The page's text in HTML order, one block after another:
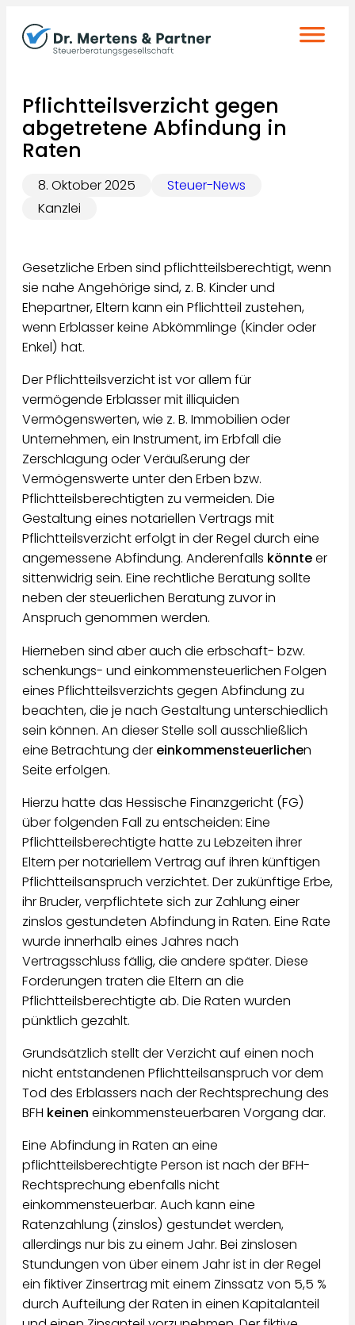
Inhalt
springen
Pflichtteilsverzicht gegen
abgetretene Abfindung in
Raten
8. Oktober 2025
Steuer-News
Kanzlei
Gesetzliche Erben sind pflichtteilsberechtigt, wenn
sie nahe Angehörige sind, z. B. Kinder und
Ehepartner, Eltern kann ein Pflichtteil zustehen,
wenn Erblasser keine Abkömmlinge (Kinder oder
Enkel) hat.
Der Pflichtteilsverzicht ist vor allem für
vermögende Erblasser mit illiquiden
Vermögenswerten, wie z. B. Immobilien oder
Unternehmen, ein Instrument, im Erbfall die
Zerschlagung oder Veräußerung der
Vermögenswerte unter den Erben bzw.
Pflichtteilsberechtigten zu vermeiden. Die
Gestaltung eines notariellen Vertrags mit
Pflichtteilsverzicht erfolgt in der Regel durch eine
angemessene Abfindung. Anderenfalls könnteer
sittenwidrig sein. Eine rechtliche Beratung sollte
neben der steuerlichen Beratung zuvor in
Anspruch genommen werden.
Hierneben sind aber auch die erbschaft- bzw.
schenkungs- und einkommensteuerlichen Folgen
eines Pflichtteilsverzichts gegen Abfindung zu
beachten, die je nach Gestaltung unterschiedlich
sein können. An dieser Stelle soll ausschließlich
eine Betrachtung der einkommensteuerlichen
Seite erfolgen.
Hierzu hatte das Hessische Finanzgericht (FG)
über folgenden Fall zu entscheiden: Eine
Pflichtteilsberechtigte hatte zu Lebzeiten ihrer
Eltern per notariellem Vertrag auf ihren künftigen
Pflichtteilsanspruch verzichtet. Der zukünftige Erbe,
ihr Bruder, verpflichtete sich zur Zahlung einer
zinslos gestundeten Abfindung in Raten. Eine Rate
wurde innerhalb eines Jahres nach
Vertragsschluss fällig, die andere später. Diese
Forderungen traten die Eltern an die
Pflichtteilsberechtigte ab. Die Raten wurden
pünktlich gezahlt.
Grundsätzlich stellt der Verzicht auf einen noch
nicht entstandenen Pflichtteilsanspruch vor dem
Tod des Erblassers nach der Rechtsprechung des
BFH keinen einkommensteuerbaren Vorgang dar.
Eine Abfindung in Raten an eine
pflichtteilsberechtigte Person ist nach der BFH-
Rechtsprechung ebenfalls nicht
einkommensteuerbar. Auch kann eine
Ratenzahlung (zinslos) gestundet werden,
allerdings nur bis zu einem Jahr. Bei zinslosen
Stundungen von über einem Jahr ist in der Regel
ein fiktiver Zinsertrag mit einem Zinssatz von 5,5 %
durch Aufteilung der Raten in einen Kapitalanteil